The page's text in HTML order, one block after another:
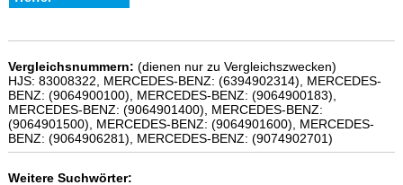
Vergleichsnummern: (dienen nur zu Vergleichszwecken)
HJS: 83008322, MERCEDES-BENZ: (6394902314), MERCEDES-
BENZ: (9064900100), MERCEDES-BENZ: (9064900183),
MERCEDES-BENZ: (9064901400), MERCEDES-BENZ:
(9064901500), MERCEDES-BENZ: (9064901600), MERCEDES-
BENZ: (9064906281), MERCEDES-BENZ: (9074902701)
Weitere Suchwörter: